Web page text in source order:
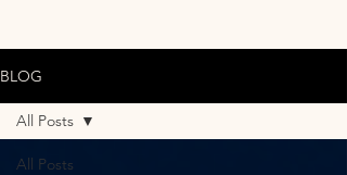
BLOG
All Posts
All Posts